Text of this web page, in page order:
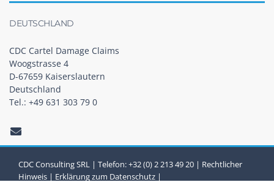
DEUTSCHLAND
CDC Cartel Damage Claims
Woogstrasse 4
D-67659 Kaiserslautern
Deutschland
Tel.: +49 631 303 79 0
CDC Consulting SRL | Telefon: +32 (0) 2 213 49 20 | Rechtlicher
Hinweis | Erklärung zum Datenschutz |